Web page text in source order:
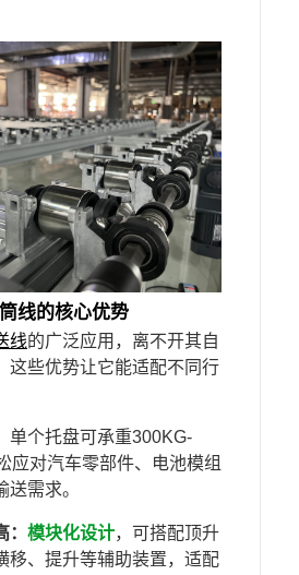
线的核心优势
线的广泛应用，离不开其自
这些优势让它能适配不同行
单个托盘可承重300KG-
应对汽车零部件、电池模组
需求。
模块化设计，可搭配顶升
移、提升等辅助装置，适配